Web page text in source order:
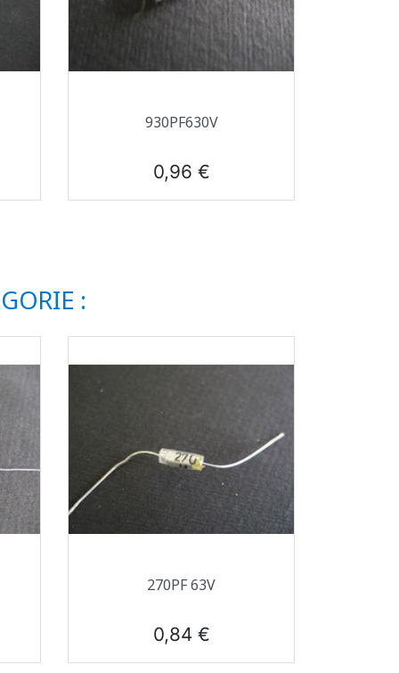
Aperçu rapide
930PF630V
Prix
0,96 €
:
Aperçu rapide
270PF 63V
Prix
0,84 €